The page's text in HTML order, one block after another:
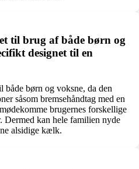
til brug af både børn og
designet til en
både børn og voksne, da den
såsom bremsehåndtag med en
brugernes forskellige
Dermed kan hele familien nyde
alsidige kælk.